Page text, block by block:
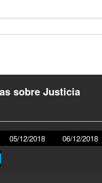
sobre Justicia
05/12/2018 06/12/2018